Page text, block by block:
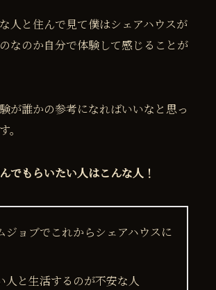
人と住んで見て僕はシェアハウスが
なのか自分で体験して感じることが
が誰かの参考になればいいなと思っ
。
でもらいたい人はこんな人！
ジョブでこれからシェアハウスに
人と生活するのが不安な人